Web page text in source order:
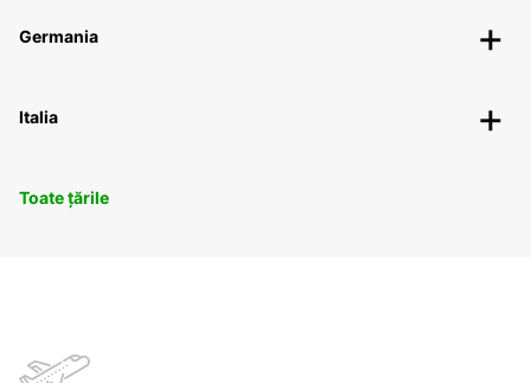
Germania
Italia
Toate țările